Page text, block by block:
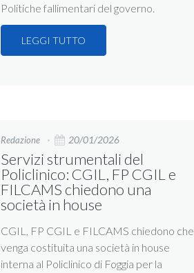
Politiche fallimentari del governo.
LEGGI TUTTO
Redazione 20/01/2026
Servizi strumentali del
Policlinico: CGIL, FP CGIL e
FILCAMS chiedono una
società in house
CGIL, FP CGIL e FILCAMS chiedono che
venga costituita una società in house
interna al Policlinico di Foggia per la